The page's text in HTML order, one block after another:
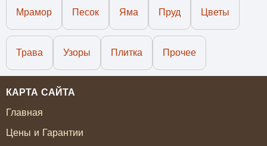
Мрамор Песок Яма Пруд Цветы
Трава Узоры Плитка Прочее
КАРТА САЙТА
Главная
Цены и Гарантии